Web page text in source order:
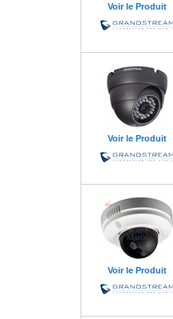
Voir le Produit
Voir le Produit
Voir le Produit